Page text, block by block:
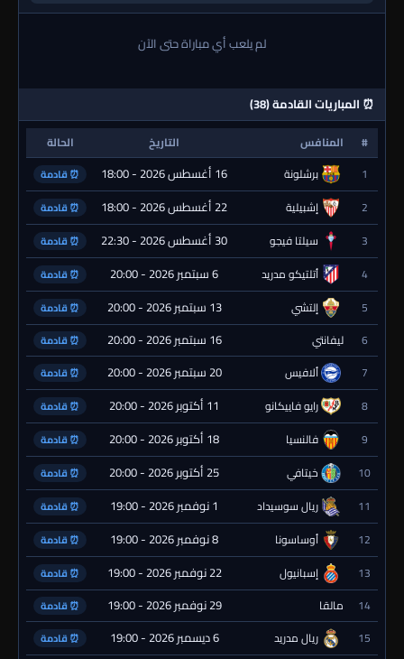
لم يلعب أي مباراة حتى الآن
⏰ المباريات القادمة (38)
# المنافس التاريخ
الحالة
1
برشلونة 16 أغسطس 2026 - 18:00 ⏰ قادمة
2 إشبيلية 22 أغسطس 2026 - 18:00 ⏰ قادمة
3 سيلتا فيجو 30 أغسطس 2026 - 22:30 ⏰ قادمة
4 أتلتيكو مدريد 6 سبتمبر 2026 - 20:00 ⏰ قادمة
5 إلتشي 13 سبتمبر 2026 - 20:00 ⏰ قادمة
6 ليفانتي 16 سبتمبر 2026 - 20:00 ⏰ قادمة
7 ألافيس 20 سبتمبر 2026 - 20:00 ⏰ قادمة
8 رايو فاييكانو 11 أكتوبر 2026 - 20:00 ⏰ قادمة
9 فالنسيا 18 أكتوبر 2026 - 20:00 ⏰ قادمة
10 خيتافي 25 أكتوبر 2026 - 20:00 ⏰ قادمة
11 ريال سوسيداد 1 نوفمبر 2026 - 19:00 ⏰ قادمة
12 أوساسونا 8 نوفمبر 2026 - 19:00 ⏰ قادمة
13 إسبانيول 22 نوفمبر 2026 - 19:00 ⏰ قادمة
14 مالقا 29 نوفمبر 2026 - 19:00 ⏰ قادمة
15 ريال مدريد 6 ديسمبر 2026 - 19:00 ⏰ قادمة